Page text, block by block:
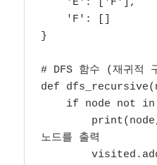
}
# DFS 함수 (재귀적
def
노드를 출력